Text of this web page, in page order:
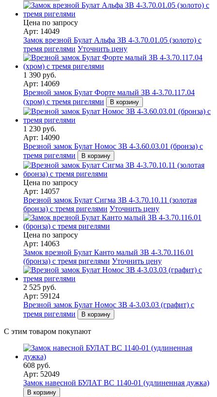
Цена по запросу
Арт: 14049
Замок врезной Булат Альфа ЗВ 4-3.70.01.05 (золото) с
тремя ригелями Уточнить цену
1 390 руб.
Арт: 14069
Врезной замок Булат Форте малый ЗВ 4-3.70.117.04
(хром) с тремя ригелями
В корзину
1 230 руб.
Арт: 14090
Врезной замок Булат Номос ЗВ 4-3.60.03.01 (бронза) с
тремя ригелями
В корзину
Цена по запросу
Арт: 14057
Врезной замок Булат Сигма ЗВ 4-3.70.10.11 (золотая
бронза) с тремя ригелями Уточнить цену
Цена по запросу
Арт: 14063
Замок врезной Булат Канто малый ЗВ 4-3.70.116.01
(бронза) с тремя ригелями Уточнить цену
2 525 руб.
Арт: 59124
Врезной замок Булат Номос ЗВ 4-3.03.03 (графит) с
тремя ригелями
В корзину
С этим товаром покупают
608 руб.
Арт: 52049
Замок навесной БУЛАТ ВС 1140-01 (удлиненная дужка)
В корзину